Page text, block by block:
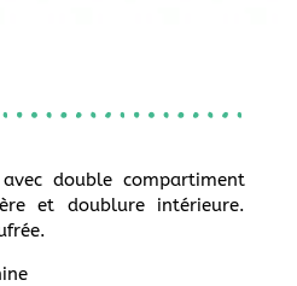
double compartiment
et doublure intérieure.